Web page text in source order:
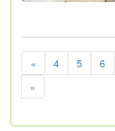
« 4 5 6
»